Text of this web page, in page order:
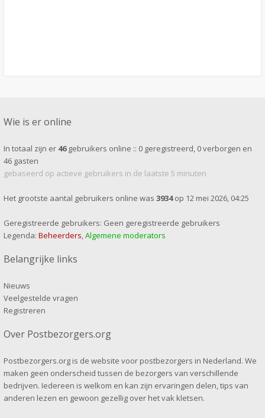
Wie is er online
In totaal zijn er 46gebruikers online :: 0 geregistreerd, 0 verborgen en
46 gasten
gebaseerd op actieve gebruikers in de laatste 5 minuten
Het grootste aantal gebruikers online was 3934op 12 mei 2026, 04:25
Geregistreerde gebruikers: Geen geregistreerde gebruikers
Legenda: Beheerders,Algemene moderators
Belangrijke links
Nieuws
Veelgestelde vragen
Registreren
Over Postbezorgers.org
Postbezorgers.org is de website voor postbezorgers in Nederland. We
maken geen onderscheid tussen de bezorgers van verschillende
bedrijven. Iedereen is welkom en kan zijn ervaringen delen, tips van
anderen lezen en gewoon gezellig over het vak kletsen.